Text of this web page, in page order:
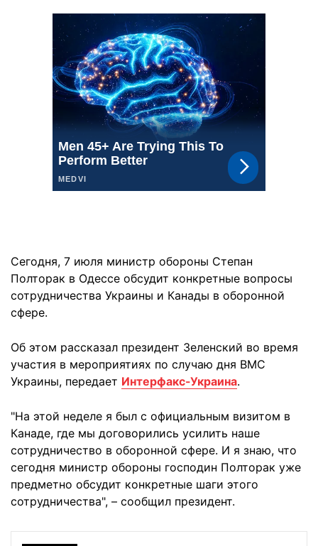
Сегодня, 7 июля министр обороны Степан
Полторак в Одессе обсудит конкретные вопросы
сотрудничества Украины и Канады в оборонной
сфере.
Об этом рассказал президент Зеленский во время
участия в мероприятиях по случаю дня ВМС
Украины, передает Интерфакс-Украина.
"На этой неделе я был с официальным визитом в
Канаде, где мы договорились усилить наше
сотрудничество в оборонной сфере. И я знаю, что
сегодня министр обороны господин Полторак уже
предметно обсудит конкретные шаги этого
сотрудничества", – сообщил президент.